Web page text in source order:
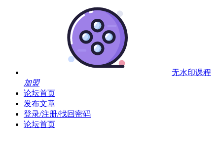
无水印课程
加盟
论坛首页
发布文章
登录/注册/找回密码
论坛首页